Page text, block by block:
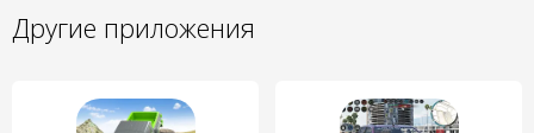
Другие приложения